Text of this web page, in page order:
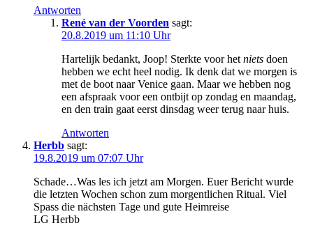
Antworten
René van der Voorden sagt:
20.8.2019 um 11:10 Uhr
Hartelijk bedankt, Joop! Sterkte voor het niets doen
hebben we echt heel nodig. Ik denk dat we morgen is
met de boot naar Venice gaan. Maar we hebben nog
een afspraak voor een ontbijt op zondag en maandag,
en den train gaat eerst dinsdag weer terug naar huis.
Antworten
Herbb sagt:
19.8.2019 um 07:07 Uhr
Schade…Was les ich jetzt am Morgen. Euer Bericht wurde
die letzten Wochen schon zum morgentlichen Ritual. Viel
Spass die nächsten Tage und gute Heimreise
LG Herbb